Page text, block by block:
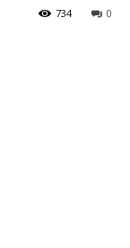
0
734